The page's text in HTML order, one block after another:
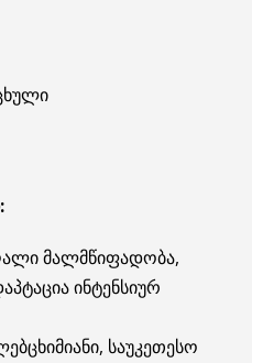
მალმწიფადობა,
ინტენსიურ
საუკეთესო